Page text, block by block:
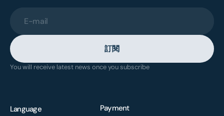
E-mail
訂閱
You will receive latest news once you subscribe
Language Payment